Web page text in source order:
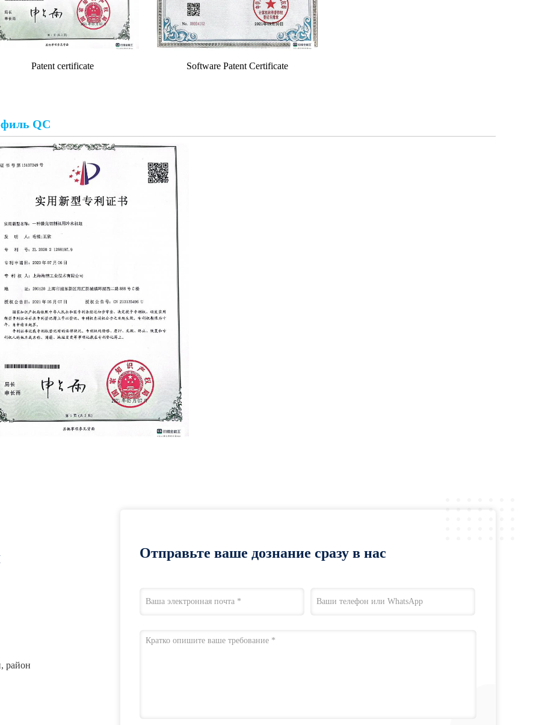
Patent certificate Software Patent Certificate
QC
район
Отправьте ваше дознание сразу в нас